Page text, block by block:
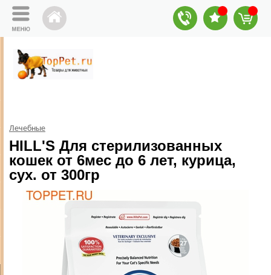
Лечебные
HILL'S Для стерилизованных
кошек от 6мес до 6 лет, курица,
сух. от 300гр